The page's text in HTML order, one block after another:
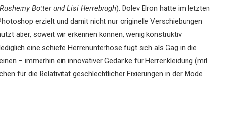
Rushemy Botter und Lisi Herrebrugh). Dolev Elron hatte im letzten
erzielt und damit nicht nur originelle Verschiebungen
aber, soweit wir erkennen können, wenig konstruktiv
eine schiefe Herrenunterhose fügt sich als Gag in die
– immerhin ein innovativer Gedanke für Herrenkleidung (mit
für die Relativität geschlechtlicher Fixierungen in der Mode